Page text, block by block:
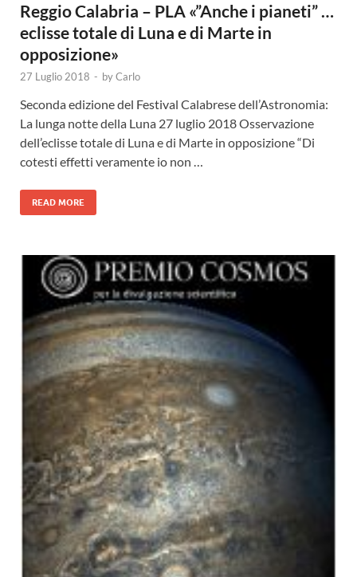
Reggio Calabria – PLA «”Anche i pianeti” …
eclisse totale di Luna e di Marte in
opposizione»
27 Luglio 2018 - byCarlo
Seconda edizione del Festival Calabrese dell’Astronomia:
La lunga notte della Luna 27 luglio 2018 Osservazione
dell’eclisse totale di Luna e di Marte in opposizione “Di
cotesti effetti veramente io non …
READ MORE